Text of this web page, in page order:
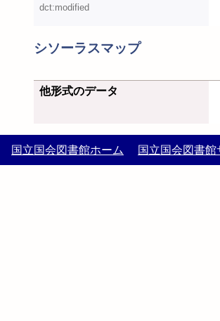
dct:modified
シソーラスマップ
他形式のデータ
国立国会図書館ホーム 国立国会図書館